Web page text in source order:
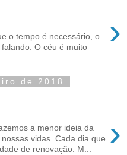
›
o tempo é necessário, o
O céu é muito
de 2018
›
a menor ideia da
vidas. Cada dia que
de renovação. M...